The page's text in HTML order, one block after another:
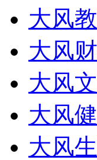
大风
大风
大风
大风
大风